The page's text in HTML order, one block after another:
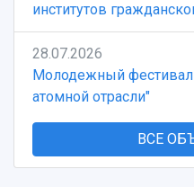
институтов
28.07.2026
Молодежный
атомной отрасли"
ВСЕ